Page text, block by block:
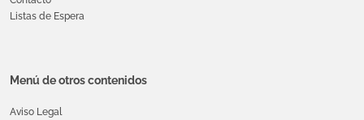
Listas de Espera
Menú de otros contenidos
Aviso Legal